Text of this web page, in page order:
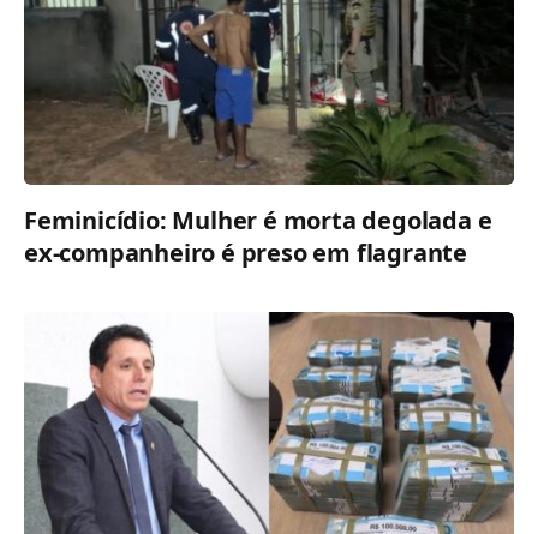
Feminicídio: Mulher é morta degolada e
ex-companheiro é preso em flagrante